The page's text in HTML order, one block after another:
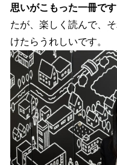
思いがこもった一冊です
たが、楽しく読んで、
けたらうれしいです。